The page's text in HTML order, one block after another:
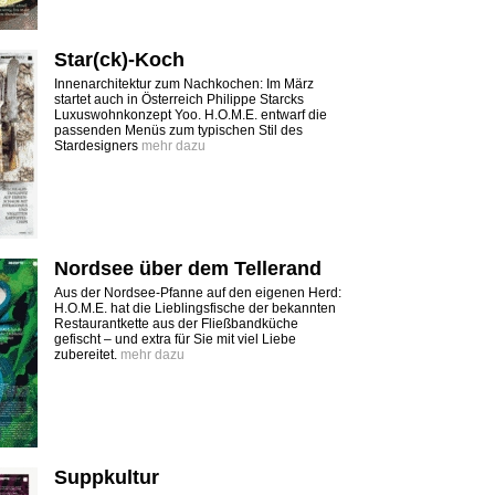
Star(ck)-Koch
Innenarchitektur zum Nachkochen: Im März
startet auch in Österreich Philippe Starcks
Luxuswohnkonzept Yoo. H.O.M.E. entwarf die
passenden Menüs zum typischen Stil des
Stardesigners mehr dazu
Nordsee über dem Tellerand
Aus der Nordsee-Pfanne auf den eigenen Herd:
H.O.M.E. hat die Lieblingsfische der bekannten
Restaurantkette aus der Fließbandküche
gefischt – und extra für Sie mit viel Liebe
zubereitet. mehr dazu
Suppkultur